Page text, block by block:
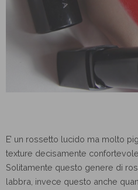
E’ un rossetto lucido ma molto
texture decisamente confortevole.
Solitamente questo genere di
labbra, invece questo anche